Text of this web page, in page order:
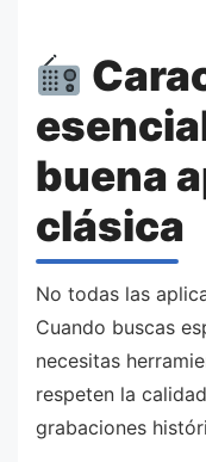
buena
clásica
No todas las
Cuando buscas
necesitas
respeten la
grabaciones